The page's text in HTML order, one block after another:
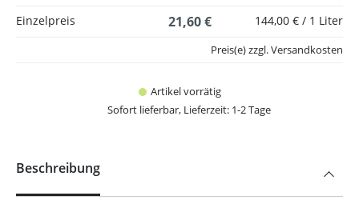
Einzelpreis
21,60 € 144,00 € / 1 Liter
Artikel vorrätig
Sofort lieferbar, Lieferzeit: 1-2 Tage
Preis(e) zzgl. Versandkosten
Beschreibung